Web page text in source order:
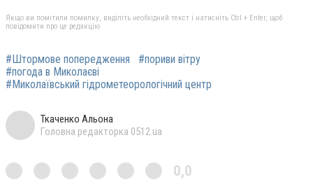
Якщо ви помітили помилку, виділіть необхідний текст і натисніть Ctrl + Enter, щоб
повідомити про це редакцію
#Штормове попередження
#пориви вітру
#погода в Миколаєві
#Миколаївський гідрометеорологічний центр
Ткаченко Альона
Головна редакторка 0512.ua
0,0